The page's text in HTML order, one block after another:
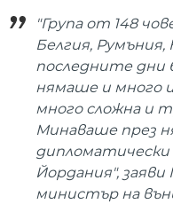
"Група от 148
Белгия, Румъния,
последните дни
нямаше и много
много сложна и
Минаваше през
дипломатически
Йордания", заяви
министър на